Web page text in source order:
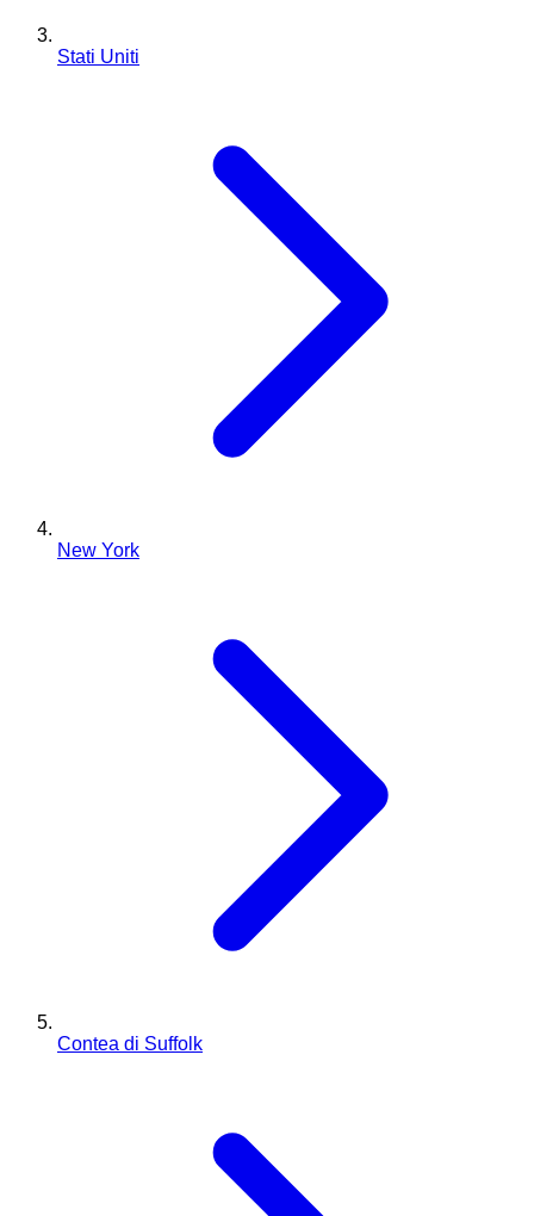
Stati Uniti
New York
Contea di Suffolk